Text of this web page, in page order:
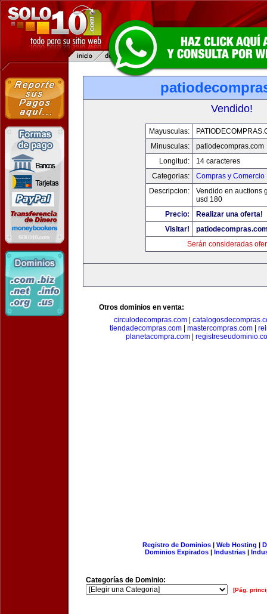
Vendido!
Mayusculas:
Minusculas:
patiodecompras.com
Longitud:
14 caracteres
Categorias:
Compras y Comercio
Descripcion:
Vendido en auctions
usd 180
Precio:
Realizar una oferta!
Visitar!
Serán consideradas
Otros dominios en venta:
circulodecompras.com|
tiendadecompras.com| mastercompras.com|
planetacompra.com|
Registro de Dominios| Web Hosting |
Dominios Expirados | Industrias |
Categorías de Dominio:
[Pág.